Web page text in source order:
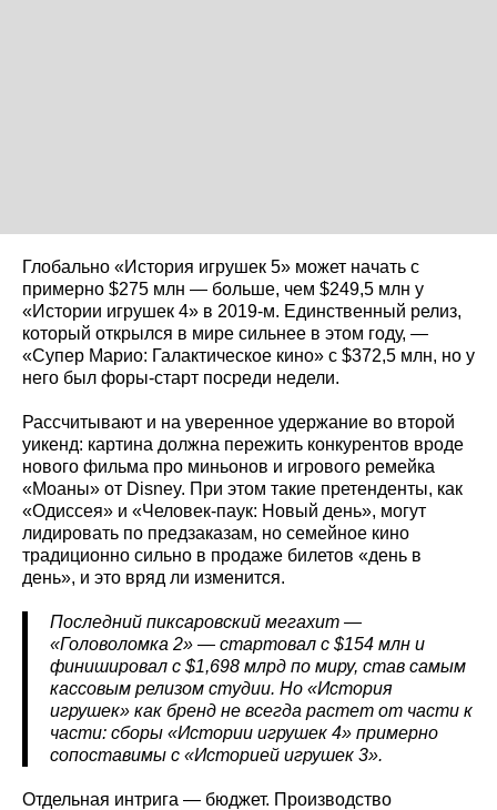
Глобально «История игрушек 5» может начать с
примерно $275 млн — больше, чем $249,5 млн у
«Истории игрушек 4» в 2019‑м. Единственный релиз,
который открылся в мире сильнее в этом году, —
«Супер Марио: Галактическое кино» с $372,5 млн, но у
него был форы‑старт посреди недели.
Рассчитывают и на уверенное удержание во второй
уикенд: картина должна пережить конкурентов вроде
нового фильма про миньонов и игрового ремейка
«Моаны» от Disney. При этом такие претенденты, как
«Одиссея» и «Человек‑паук: Новый день», могут
лидировать по предзаказам, но семейное кино
традиционно сильно в продаже билетов «день в
день», и это вряд ли изменится.
Последний пиксаровский мегахит —
«Головоломка 2» — стартовал с $154 млн и
финишировал с $1,698 млрд по миру, став самым
кассовым релизом студии. Но «История
игрушек» как бренд не всегда растет от части к
части: сборы «Истории игрушек 4» примерно
сопоставимы с «Историей игрушек 3».
Отдельная интрига — бюджет. Производство